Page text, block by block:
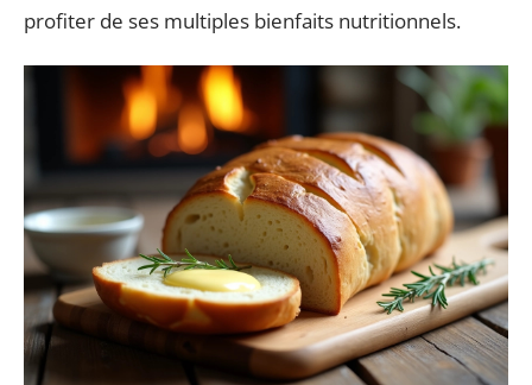
profiter de ses multiples bienfaits nutritionnels.